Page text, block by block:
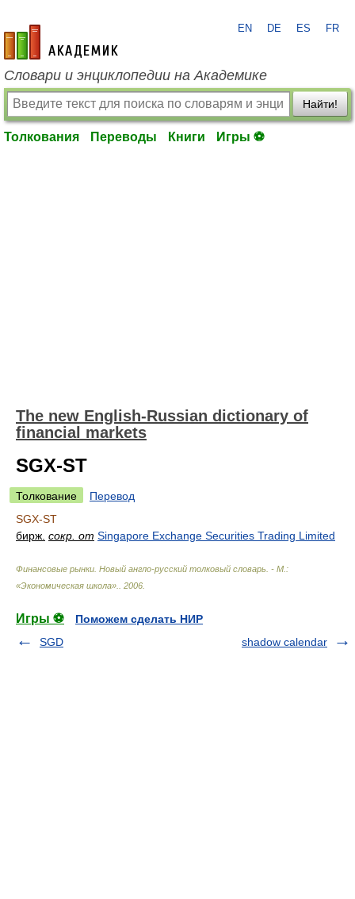
academic.ru
EN DE ES FR
Словари и энциклопедии на Академике
Найти!
Толкования Переводы Книги Игры ⚽
The new English-Russian dictionary of
financial markets
SGX-ST
Толкование
Перевод
SGX-ST
бирж. сокр. от Singapore Exchange Securities Trading Limited
Финансовые рынки. Новый англо-русский толковый словарь. - М.:
«Экономическая школа».
2006
Игры ⚽
Поможем сделать НИР
SGD
shadow calendar